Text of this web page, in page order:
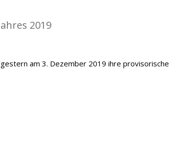
2019
am 3. Dezember 2019 ihre provisorische